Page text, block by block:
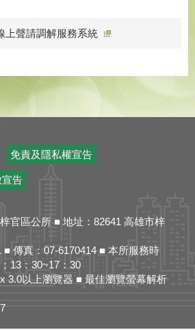
上聲請調解服務系統
免責及隱私權宣告
告
官區公所 ■ 地址：82641 高雄市梓
■ 傳真：07-6170414 ■ 本所服務時
13：30~17：30
3.0以上瀏覽器 ■ 最佳瀏覽螢幕解析